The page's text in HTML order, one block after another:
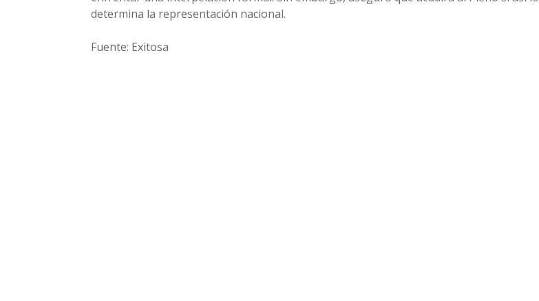
determina la representación nacional.
Fuente: Exitosa